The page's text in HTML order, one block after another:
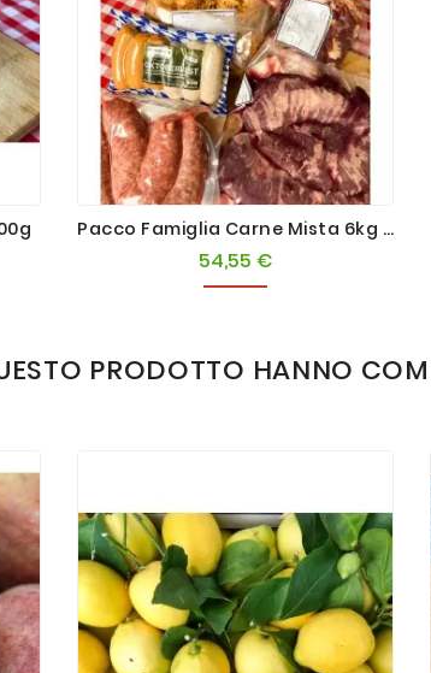
Pacco Famiglia Carne Mista 6kg Ca.
54,55 €Prezzo
PRODOTTO HANNO